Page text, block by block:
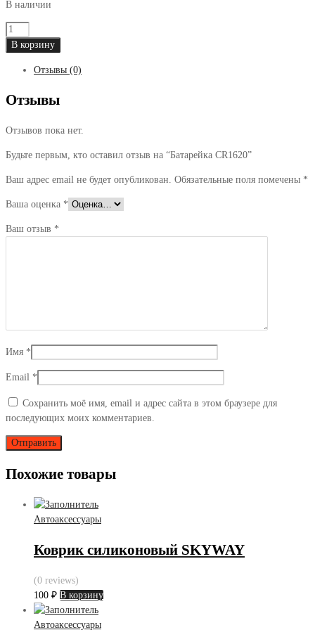
В наличии
Количество
товара
CR1620
В корзину
Отзывы (0)
Отзывы
Отзывов пока нет.
Будьте первым, кто оставил отзыв на “Батарейка CR1620”
Ваш адрес email не будет опубликован. Обязательные поля помечены *
Ваша оценка *
Ваш отзыв *
Имя *
Email *
Сохранить моё имя, email и адрес сайта в этом браузере для
последующих моих комментариев.
Похожие товары
Автоаксессуары
Коврик силиконовый SKYWAY
(0 reviews)
100 ₽ В корзину
Автоаксессуары